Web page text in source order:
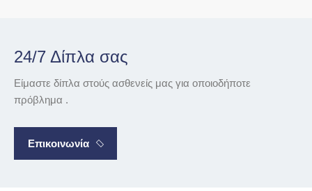
24/7 Δίπλα σας
Είμαστε δίπλα στούς ασθενείς μας για οποιοδήποτε
πρόβλημα .
Επικοινωνία